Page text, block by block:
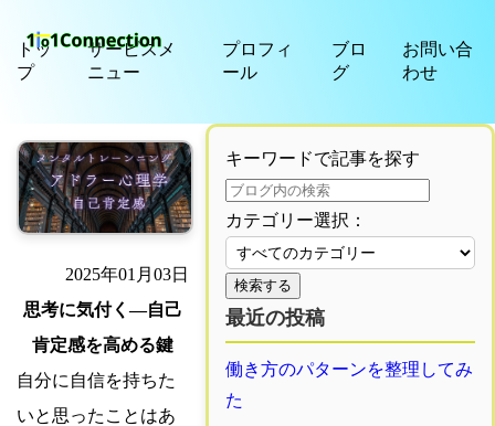
トッ
プ
サービスメ
ニュー
プロフィ
ール
ブロ
グ
お問い合
わせ
2025年01月03日
思考に気付く—自己
肯定感を高める鍵
自分に自信を持ちた
いと思ったことはあ
キーワードで記事を探す
カテゴリー選択：
検索する
最近の投稿
働き方のパターンを整理してみ
た